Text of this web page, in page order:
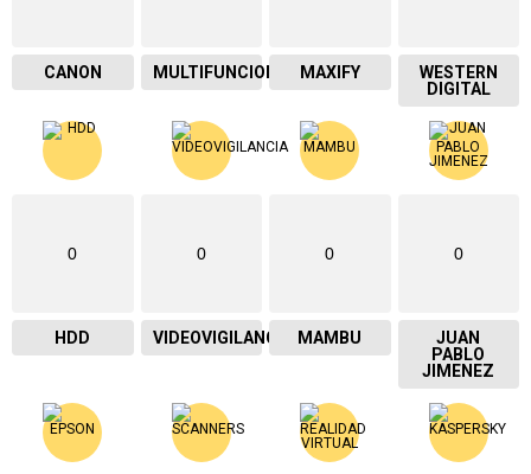
CANON MULTIFUNCIONAL MAXIFY
WESTERN
DIGITAL
0
HDD
0
VIDEOVIGILANCIA
0
MAMBU
0
JUAN
PABLO
JIMENEZ